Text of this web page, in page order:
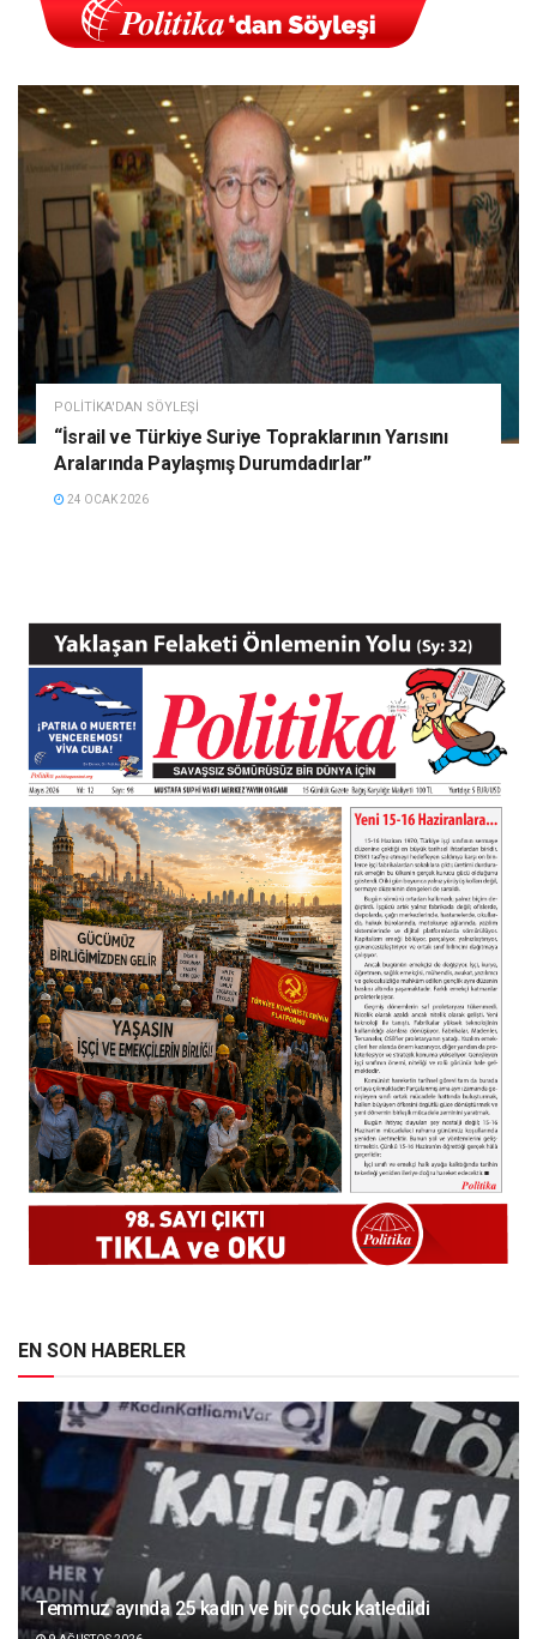
POLITIKA'DAN SÖYLEŞI
“İsrail ve Türkiye Suriye Topraklarının Yarısını
Aralarında Paylaşmış Durumdadırlar”
24 OCAK 2026
EN SON HABERLER
Temmuz ayında 25 kadın ve bir çocuk katledildi